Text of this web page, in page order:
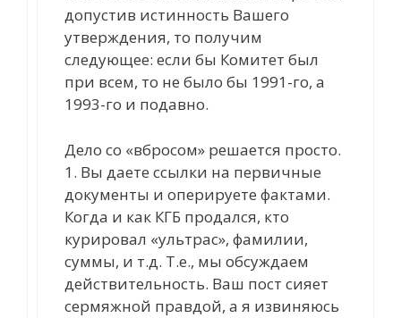
допустив истинность Вашего
утверждения, то получим
следующее: если бы Комитет был
при всем, то не было бы 1991-го, а
1993-го и подавно.
Дело со «вбросом» решается просто.
1. Вы даете ссылки на первичные
документы и оперируете фактами.
Когда и как КГБ продался, кто
курировал «ультрас», фамилии,
суммы, и т.д. Т.е., мы обсуждаем
действительность. Ваш пост сияет
сермяжной правдой, а я извиняюсь